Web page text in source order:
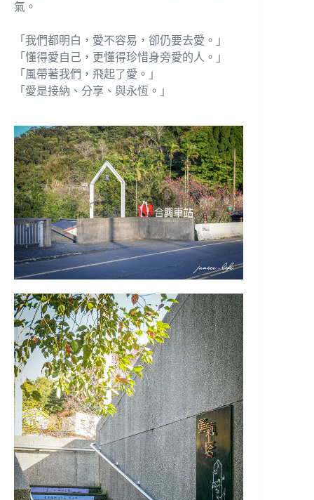
氣。
「我們都明白，愛不容易，卻仍要去愛。」
「懂得愛自己，更懂得珍惜身旁愛的人。」
「風帶著我們，飛起了愛。」
「愛是接納、分享、與永恆。」